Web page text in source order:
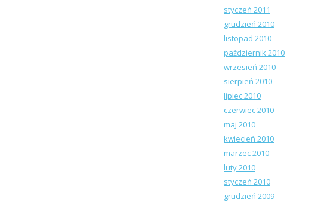
styczeń 2011
grudzień 2010
listopad 2010
październik 2010
wrzesień 2010
sierpień 2010
lipiec 2010
czerwiec 2010
maj 2010
kwiecień 2010
marzec 2010
luty 2010
styczeń 2010
grudzień 2009